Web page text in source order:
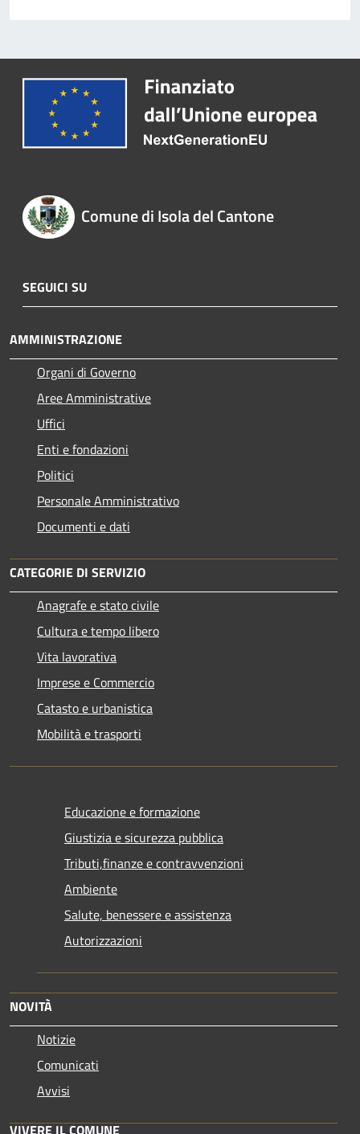
Comune di Isola del Cantone
SEGUICI SU
AMMINISTRAZIONE
Organi di Governo
Aree Amministrative
Uffici
Enti e fondazioni
Politici
Personale Amministrativo
Documenti e dati
CATEGORIE DI SERVIZIO
Anagrafe e stato civile
Cultura e tempo libero
Vita lavorativa
Imprese e Commercio
Catasto e urbanistica
Mobilità e trasporti
Educazione e formazione
Giustizia e sicurezza pubblica
Tributi,finanze e contravvenzioni
Ambiente
Salute, benessere e assistenza
Autorizzazioni
NOVITÀ
Notizie
Comunicati
Avvisi
VIVERE IL COMUNE